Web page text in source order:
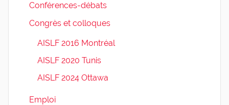
Conférences-débats
Congrès et colloques
AISLF 2016 Montréal
AISLF 2020 Tunis
AISLF 2024 Ottawa
Emploi